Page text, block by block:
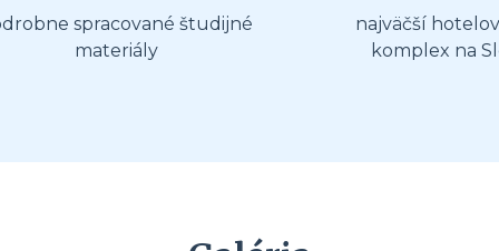
spracované študijné
materiály
najväčší
komplex na